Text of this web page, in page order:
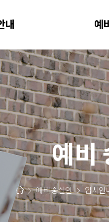
내 예
예비
예비 숭실인 입시안